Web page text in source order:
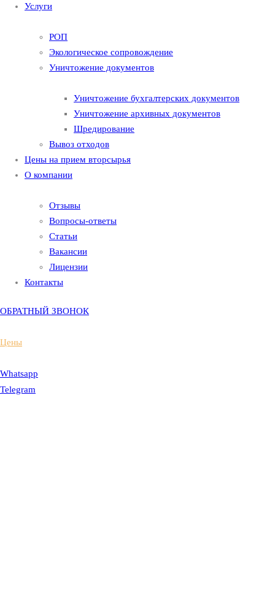
Услуги
РОП
Экологическое сопровождение
Уничтожение документов
Уничтожение бухгалтерских документов
Уничтожение архивных документов
Шредирование
Вывоз отходов
Цены на прием вторсырья
О компании
Отзывы
Вопросы-ответы
Статьи
Вакансии
Лицензии
Контакты
ОБРАТНЫЙ ЗВОНОК
Цены
Whatsapp
Telegram